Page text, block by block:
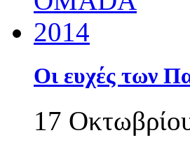
Οι ευχές των
17